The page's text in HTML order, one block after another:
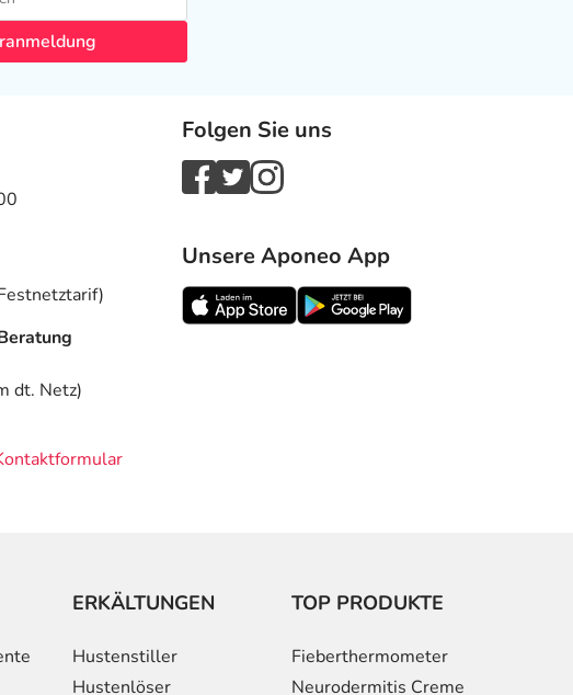
dt. Netz)
Folgen Sie uns
Unsere Aponeo App
ERKÄLTUNGEN
Hustenstiller
Hustenlöser
TOP PRODUKTE
Fieberthermometer
Neurodermitis Creme